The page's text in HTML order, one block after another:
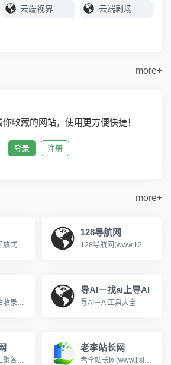
云端视界 云端剧场
more+
收藏的网站，使用更方便快捷！
登录 注册
more+
中国友链网是开放式网站分类目录，收录国内外、各行业优秀网站，旨在为用户提供网站分类目录检索、优秀网站参考、网站推广服务，在中国友链网推广您的网站，提供网站收录服务，网站推广，友情链接分享
128导航网
128导航网(www.128dh.cn)分类目录，免费收录各行业优秀站点，为广大网友提供参考，致力成为站长推广网站的首选，用户自主提交，再由我们编辑、审核，形成网站索引，通过网站目录进行分类检索和关键词检索，魔司收录网努力打造互动新颖的高权重网站收录平台。
网站导航，网站收录，网站分类，网址分类，网址之家，上网导航
导AI－找ai上导AI
导AI－AI工具大全
零七号导航网汇聚各类实用网站、开发工具、素材资源，面向普通网民与站长，提供网址分类导航、免费收录通道，一键直达优质站点，上网从零七号导航开始
老李站长网
老李站长网(www.llslw.cn)分类目录，免费收录各行业优秀站点，致力成为站长推广网站的首选，用户自主提交，再由我们编辑、审核，形成网站索引。